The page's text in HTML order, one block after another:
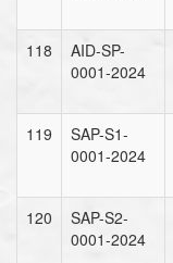
118
AID-SP-
0001-2024
119
SAP-S1-
0001-2024
120
SAP-S2-
0001-2024